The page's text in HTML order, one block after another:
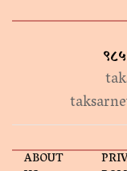
ABOUT